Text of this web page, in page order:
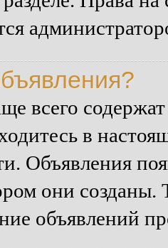
всего
в
Объявления
они
объявлений